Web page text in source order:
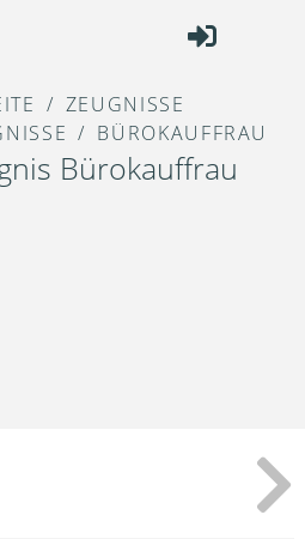
ZEUGNISSE
BÜROKAUFFRAU
Bürokauffrau